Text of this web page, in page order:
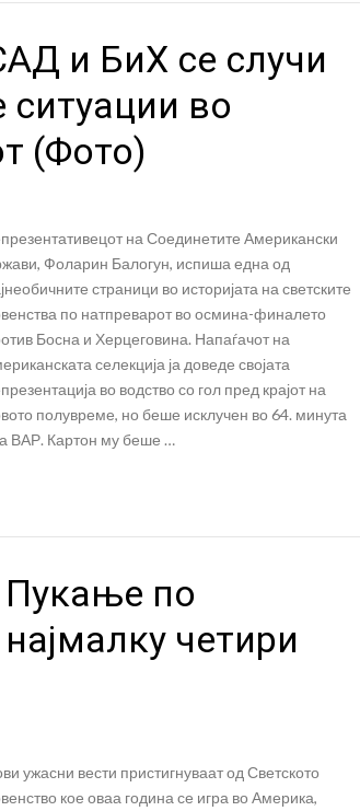
и БиХ се случи
ситуации во
(Фото)
на Соединетите Американски
Фоларин Балогун, испиша една од
страници во историјата на светските
по натпреварот во осмина-финалето
Босна и Херцеговина. Напаѓачот на
селекција ја доведе својата
во водство со гол пред крајот на
полувреме, но беше исклучен во 64. минута
ВАР. Картон му беше …
по
четири
ужасни вести пристигнуваат од Светското
кое оваа година се игра во Америка,